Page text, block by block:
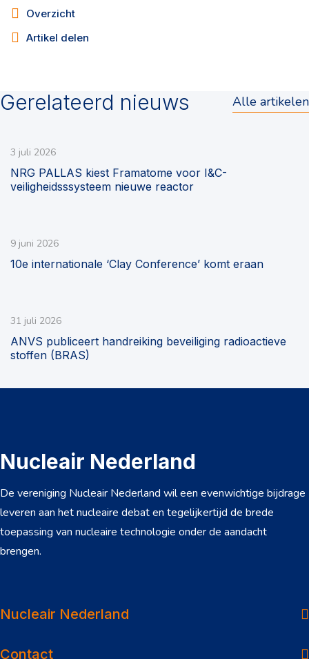
Overzicht
Artikel delen
Gerelateerd nieuws Alle artikelen
NRG PALLAS kiest Framatome voor I&C-
veiligheidsssysteem nieuwe reactor
3 juli 2026
10e internationale ‘Clay Conference’ komt eraan
9 juni 2026
ANVS publiceert handreiking beveiliging radioactieve
stoffen (BRAS)
31 juli 2026
Nucleair Nederland
De vereniging Nucleair Nederland wil een evenwichtige bijdrage
leveren aan het nucleaire debat en tegelijkertijd de brede
toepassing van nucleaire technologie onder de aandacht
brengen.
Nucleair Nederland
Contact